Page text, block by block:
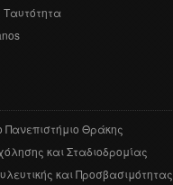
Ταυτότητα
Πανεπιστήμιο Θράκης
και Σταδιοδρομίας
και Προσβασιμότητας